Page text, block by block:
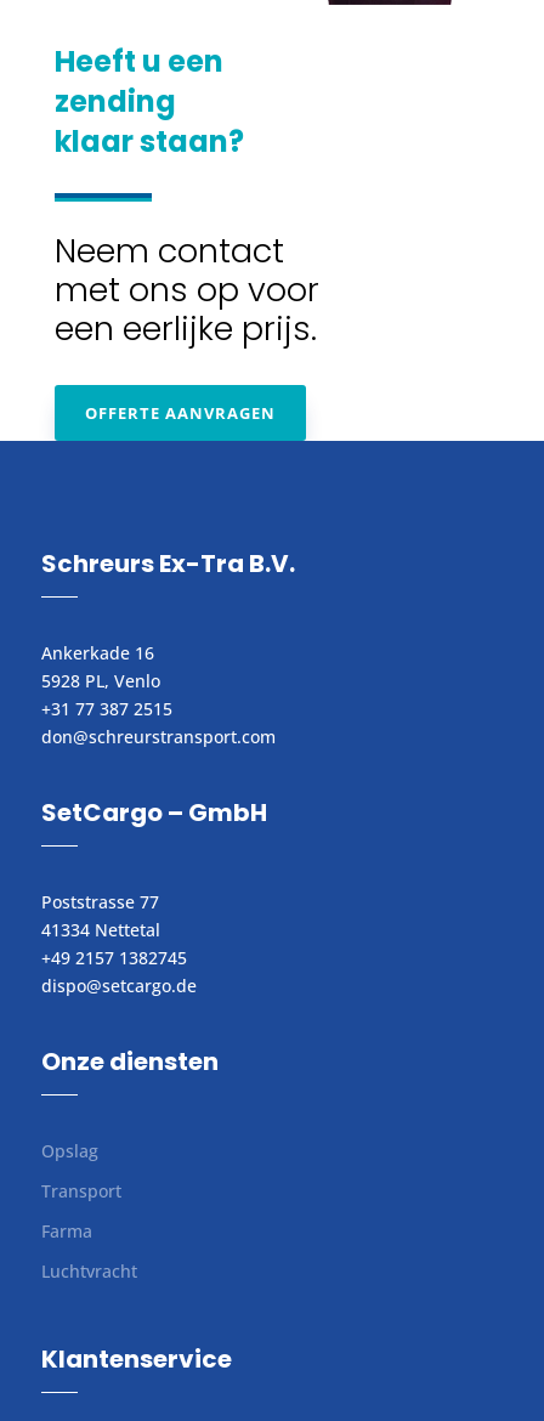
Heeft u een
zending
klaar staan?
Neem contact
met ons op voor
een eerlijke prijs.
OFFERTE AANVRAGEN
Schreurs Ex-Tra B.V.
Ankerkade 16
5928 PL, Venlo
+31 77 387 2515
don@schreurstransport.com​
SetCargo – GmbH
Poststrasse 77
41334 Nettetal
+49 2157 1382745
dispo@setcargo.de
Onze diensten
Opslag
Transport
Farma
Luchtvracht
Klantenservice